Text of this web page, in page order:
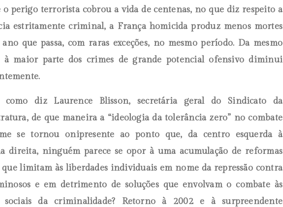
o perigo terrorista cobrou a vida de centenas, no que diz respeito a
estritamente criminal, a França homicida produz menos mortes
ano que passa, com raras exceções, no mesmo período. Da mesmo
à maior parte dos crimes de grande potencial ofensivo diminui
como diz Laurence Blisson, secretária geral do Sindicato da
de que maneira a “ideologia da tolerância zero” no combate
se tornou onipresente ao ponto que, da centro esquerda à
direita, ninguém parece se opor à uma acumulação de reformas
que limitam às liberdades individuais em nome da repressão contra
e em detrimento de soluções que envolvam o combate às
sociais da criminalidade? Retorno à 2002 e à surpreendente